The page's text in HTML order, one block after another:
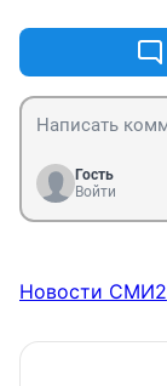
Гость
Войти
Новости СМИ2